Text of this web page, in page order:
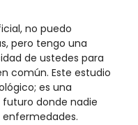
no puedo
pero tengo una
de ustedes para
común. Este estudio
es una
donde nadie